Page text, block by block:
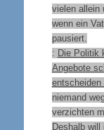
vielen allein
wenn ein
pausiert.
: Die Politik
Angebote
entscheiden
niemand
verzichten
Deshalb